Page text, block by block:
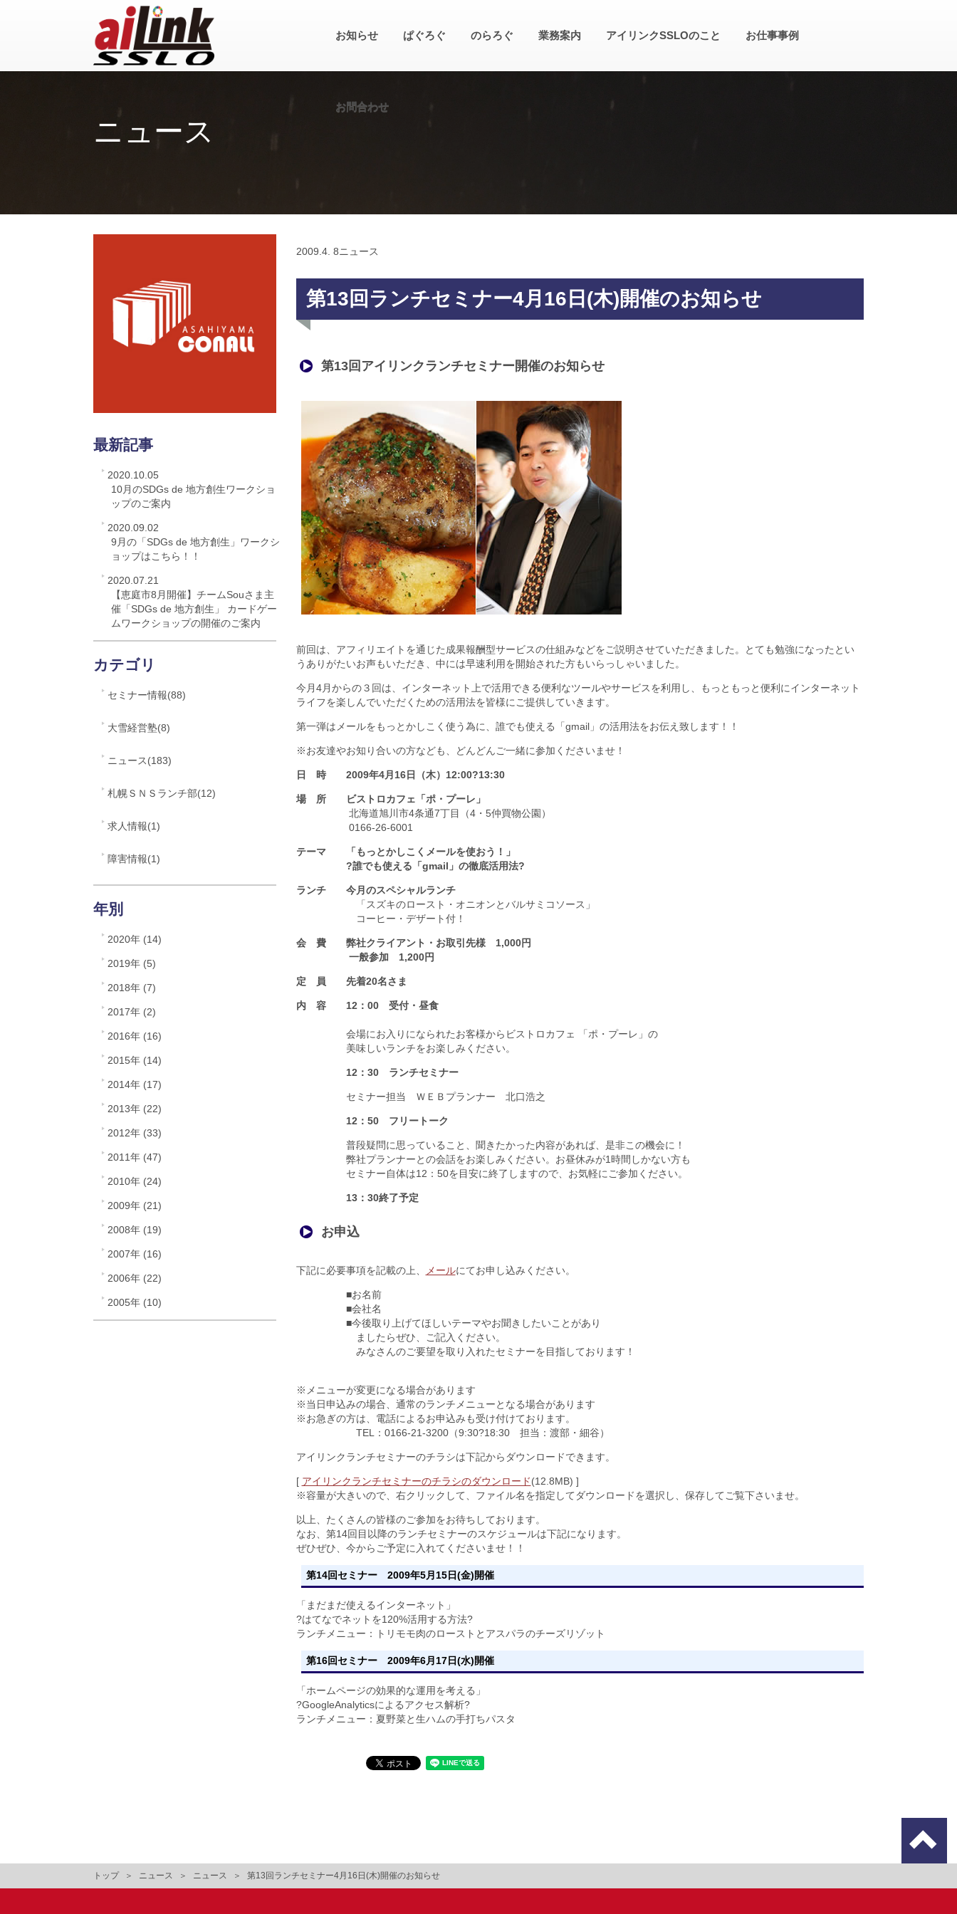
お知らせ ぱぐろぐ のらろぐ 業務案内 アイリンクSSLOのこと お仕事事例
お問合わせ
ニュース
2009. 4. 8ニュース
第13回ランチセミナー4月16日(木)開催のお知らせ
第13回アイリンクランチセミナー開催のお知らせ
前回は、アフィリエイトを通じた成果報酬型サービスの仕組みなどをご説明させていただきました。とても勉強になったとい
うありがたいお声もいただき、中には早速利用を開始された方もいらっしゃいました。
今月4月からの３回は、インターネット上で活用できる便利なツールやサービスを利用し、もっともっと便利にインターネット
ライフを楽しんでいただくための活用法を皆様にご提供していきます。
第一弾はメールをもっとかしこく使う為に、誰でも使える「gmail」の活用法をお伝え致します！！
※お友達やお知り合いの方なども、どんどんご一緒に参加くださいませ！
日 時 2009年4月16日（木）12:00?13:30
場 所 ビストロカフェ「ポ・プーレ」
北海道旭川市4条通7丁目（4・5仲買物公園）
0166-26-6001
テーマ 「もっとかしこくメールを使おう！」
?誰でも使える「gmail」の徹底活用法?
ランチ 今月のスペシャルランチ
「スズキのロースト・オニオンとバルサミコソース」
コーヒー・デザート付！
会 費 弊社クライアント・お取引先様 1,000円
一般参加 1,200円
定 員 先着20名さま
内 容 12：00 受付・昼食
会場にお入りになられたお客様からビストロカフェ 「ポ・プーレ」の
美味しいランチをお楽しみください。
12：30 ランチセミナー
セミナー担当 ＷＥＢプランナー 北口浩之
12：50 フリートーク
普段疑問に思っていること、聞きたかった内容があれば、是非この機会に！
弊社プランナーとの会話をお楽しみください。お昼休みが1時間しかない方も
セミナー自体は12：50を目安に終了しますので、お気軽にご参加ください。
13：30終了予定
お申込
下記に必要事項を記載の上、 メールにてお申し込みください。
■お名前
■会社名
■今後取り上げてほしいテーマやお聞きしたいことがあり
ましたらぜひ、ご記入ください。
みなさんのご要望を取り入れたセミナーを目指しております！
※メニューが変更になる場合があります
※当日申込みの場合、通常のランチメニューとなる場合があります
※お急ぎの方は、電話によるお申込みも受け付けております。
TEL：0166-21-3200（9:30?18:30 担当：渡部・細谷）
アイリンクランチセミナーのチラシは下記からダウンロードできます。
[ アイリンクランチセミナーのチラシのダウンロード(12.8MB) ]
※容量が大きいので、右クリックして、ファイル名を指定してダウンロードを選択し、保存してご覧下さいませ。
以上、たくさんの皆様のご参加をお待ちしております。
なお、第14回目以降のランチセミナーのスケジュールは下記になります。
ぜひぜひ、今からご予定に入れてくださいませ！！
第14回セミナー 2009年5月15日(金)開催
「まだまだ使えるインターネット」
?はてなでネットを120%活用する方法?
ランチメニュー：トリモモ肉のローストとアスパラのチーズリゾット
第16回セミナー 2009年6月17日(水)開催
「ホームページの効果的な運用を考える」
?GoogleAnalyticsによるアクセス解析?
ランチメニュー：夏野菜と生ハムの手打ちパスタ
最新記事
2020.10.05
10月のSDGs de 地方創生ワークショ
ップのご案内
2020.09.02
9月の「SDGs de 地方創生」ワークシ
ョップはこちら！！
2020.07.21
【恵庭市8月開催】チームSouさま主
催「SDGs de 地方創生」 カードゲー
ムワークショップの開催のご案内
カテゴリ
セミナー情報(88)
大雪経営塾(8)
ニュース(183)
札幌ＳＮＳランチ部(12)
求人情報(1)
障害情報(1)
年別
2020年 (14)
2019年 (5)
2018年 (7)
2017年 (2)
2016年 (16)
2015年 (14)
2014年 (17)
2013年 (22)
2012年 (33)
2011年 (47)
2010年 (24)
2009年 (21)
2008年 (19)
2007年 (16)
2006年 (22)
2005年 (10)
トップ ニュース ニュース 第13回ランチセミナー4月16日(木)開催のお知らせ